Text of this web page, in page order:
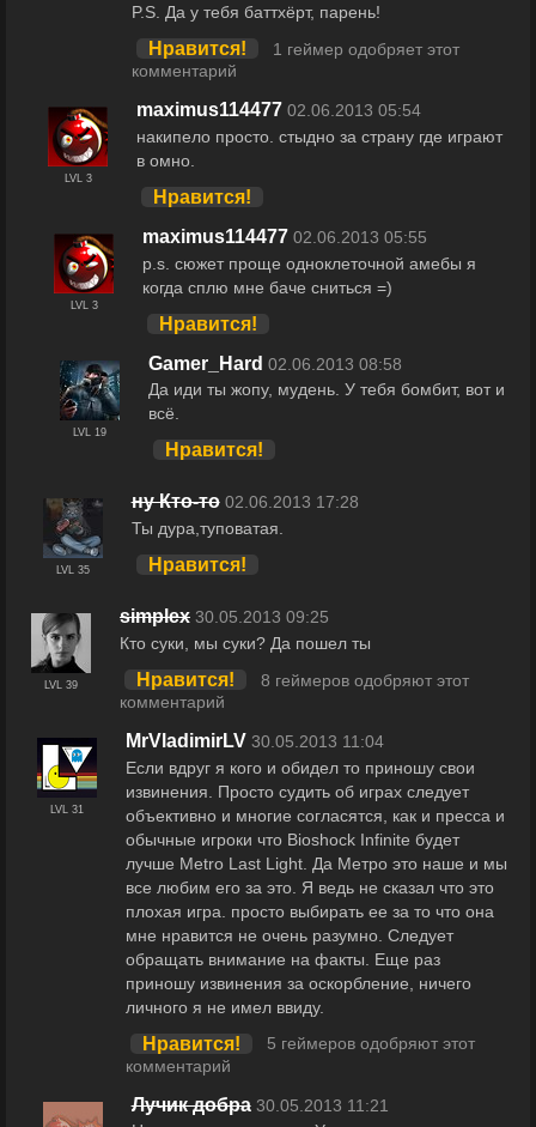
P.S. Да у тебя баттхёрт, парень!
Нравится!
1 геймер одобряет этот
комментарий
LVL 3
maximus114477 02.06.2013 05:54
накипело просто. стыдно за страну где играют
в омно.
Нравится!
LVL 3
maximus114477 02.06.2013 05:55
p.s. сюжет проще одноклеточной амебы я
когда сплю мне баче сниться =)
Нравится!
LVL 19
Gamer_Hard 02.06.2013 08:58
Да иди ты жопу, мудень. У тебя бомбит, вот и
всё.
Нравится!
LVL 35
ну Кто-то 02.06.2013 17:28
Ты дура,туповатая.
Нравится!
LVL 39
simplex 30.05.2013 09:25
Кто суки, мы суки? Да пошел ты
Нравится!
8 геймеров одобряют этот
комментарий
LVL 31
MrVladimirLV 30.05.2013 11:04
Если вдруг я кого и обидел то приношу свои
извинения. Просто судить об играх следует
объективно и многие согласятся, как и пресса и
обычные игроки что Bioshock Infinite будет
лучше Metro Last Light. Да Метро это наше и мы
все любим его за это. Я ведь не сказал что это
плохая игра. просто выбирать ее за то что она
мне нравится не очень разумно. Следует
обращать внимание на факты. Еще раз
приношу извинения за оскорбление, ничего
личного я не имел ввиду.
Нравится!
5 геймеров одобряют этот
комментарий
Лучик добра 30.05.2013 11:21